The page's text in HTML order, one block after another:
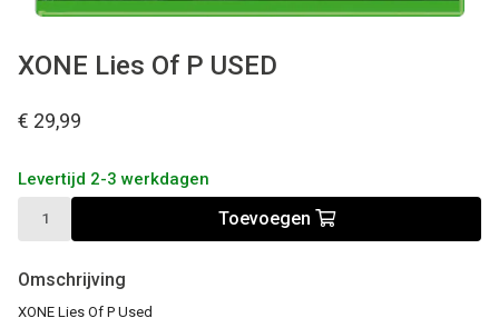
XONE Lies Of P USED
€ 29,99
Levertijd 2-3 werkdagen
Toevoegen
Omschrijving
XONE Lies Of P Used